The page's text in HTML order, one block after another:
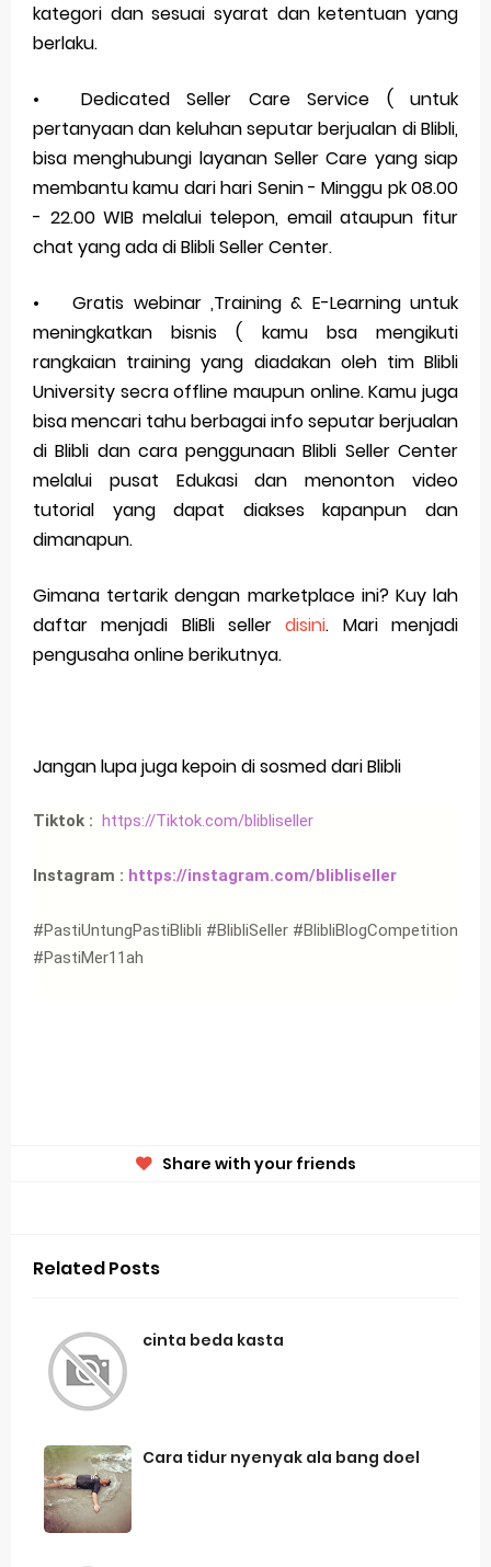
kategori dan sesuai syarat dan ketentuan yang
berlaku.
•
Dedicated Seller Care Service ( untuk
pertanyaan dan keluhan seputar berjualan di Blibli,
bisa menghubungi layanan Seller Care yang siap
membantu kamu dari hari Senin - Minggu pk 08.00
- 22.00 WIB melalui telepon, email ataupun fitur
chat yang ada di Blibli Seller Center.
•
Gratis webinar ,Training & E-Learning untuk
meningkatkan bisnis ( kamu bsa mengikuti
rangkaian training yang diadakan oleh tim Blibli
University secra offline maupun online. Kamu juga
bisa mencari tahu berbagai info seputar berjualan
di Blibli dan cara penggunaan Blibli Seller Center
melalui pusat Edukasi dan menonton video
tutorial yang dapat diakses kapanpun dan
dimanapun.
Gimana tertarik dengan marketplace ini? Kuy lah
daftar menjadi BliBli sellerdisini. Mari menjadi
pengusaha online berikutnya.
Jangan lupa juga kepoin di sosmed dari Blibli
Tiktok : https://Tiktok.com/blibliseller
Instagram : https://instagram.com/blibliseller
#PastiUntungPastiBlibli #BlibliSeller #BlibliBlogCompetition
#PastiMer11ah
Share with your friends
Related Posts
cinta beda kasta
Cara tidur nyenyak ala bang doel